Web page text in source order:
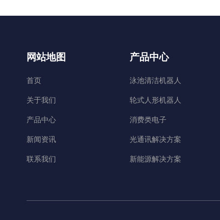
网站地图
首页
关于我们
产品中心
新闻资讯
联系我们
产品中心
泳池清洁机器人
轮式人形机器人
消费类电子
光通讯解决方案
新能源解决方案